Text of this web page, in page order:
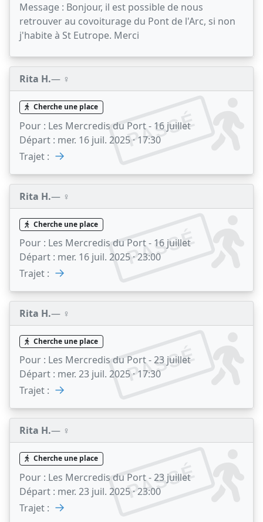
Message : Bonjour, il est possible de nous
retrouver au covoiturage du Pont de l'Arc, si non
j'habite à St Eutrope. Merci
Rita H.— ♀️
PASSÉ
Cherche une place
Pour : Les Mercredis du Port - 16 juillet
Départ : mer. 16 juil. 2025 · 17:30
Trajet : →
Rita H.— ♀️
PASSÉ
Cherche une place
Pour : Les Mercredis du Port - 16 juillet
Départ : mer. 16 juil. 2025 · 23:00
Trajet : →
Rita H.— ♀️
PASSÉ
Cherche une place
Pour : Les Mercredis du Port - 23 juillet
Départ : mer. 23 juil. 2025 · 17:30
Trajet : →
Rita H.— ♀️
PASSÉ
Cherche une place
Pour : Les Mercredis du Port - 23 juillet
Départ : mer. 23 juil. 2025 · 23:00
Trajet : →